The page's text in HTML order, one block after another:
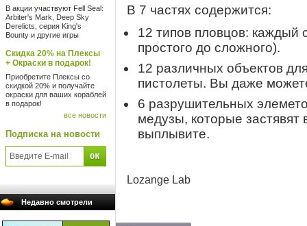
В акции участвуют Fell Seal:
Arbiter's Mark, Deep Sky
Derelicts, серия King's
Bounty и другие игры
Скидка 20% на Плексы
+ Окраски в подарок!
Приобретите Плексы со
скидкой 20% и получайте
окраски для ваших кораблей
в подарок!
все новости
Подписка на новости
Недавно смотрели
В 7 частях содержится:
12 типов пловцов: каждый
простого до сложного).
12 различных объектов
пистолеты. Вы даже
6 разрушительных
медузы, которые застявят
выплывите.
Lozange Lab